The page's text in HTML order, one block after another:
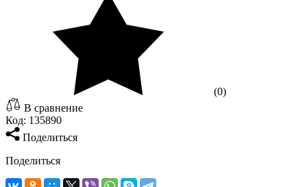
(0)
В сравнение
Код: 135890
Поделиться
Поделиться